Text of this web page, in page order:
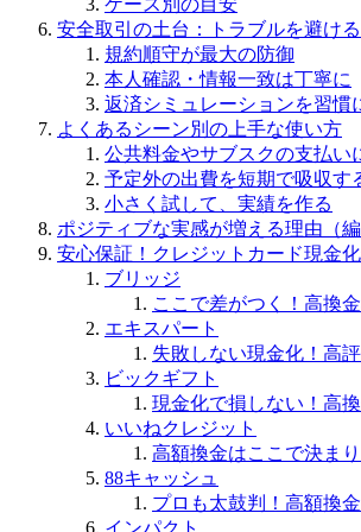
安全取引の土台：トラブルを避け
規約順守が最大の防御
本人確認・情報一致は丁寧に
返済シミュレーションを習慣
よくあるシーン別の上手な使い方
公共料金やサブスクの支払い
予定外の出費を短期で吸収す
小さく試して、実績を作る
ポジティブな実感が増える理由（編
安心保証！クレジットカード現金
ブリッジ
ここで差がつく！高換
エキスパート
失敗しない現金化！高
ビックギフト
現金化で損しない！高
いいねクレジット
高額換金はここで決ま
88キャッシュ
プロも太鼓判！高額換
インパクト